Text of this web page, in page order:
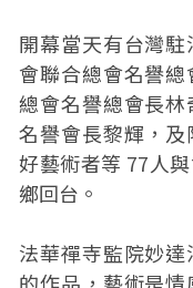
開幕當天有台灣
會聯合總會名譽
總會名譽總會長
名譽會長黎輝，
好藝術者等 77人
鄉回台。
法華禪寺監院妙